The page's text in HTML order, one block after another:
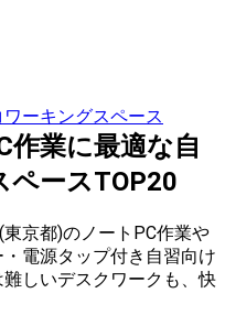
ーキングスペース
作業に最適な自
ペースTOP20
京都)のノートPC作業や
電源タップ付き自習向け
しいデスクワークも、快